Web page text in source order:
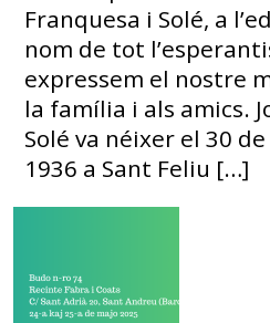
Franquesa i Solé, a
nom de tot
expressem el nostre
la família i als amics.
Solé va néixer el 30
1936 a Sant Feliu […]